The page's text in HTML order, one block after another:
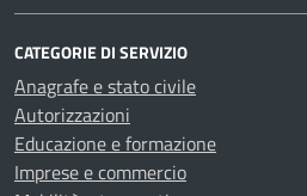
CATEGORIE DI SERVIZIO
Anagrafe e stato civile
Autorizzazioni
Educazione e formazione
Imprese e commercio